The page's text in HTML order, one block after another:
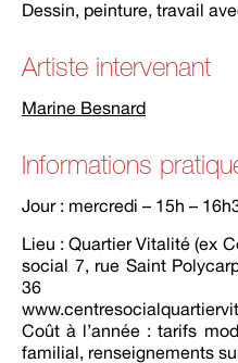
Dessin, peinture, travail
Artiste intervenant
Marine Besnard
Informations
Jour : mercredi – 15h –
Lieu : Quartier Vitalité (ex
social 7, rue Saint
36
Coût à l’année : tarifs
familial, renseignements